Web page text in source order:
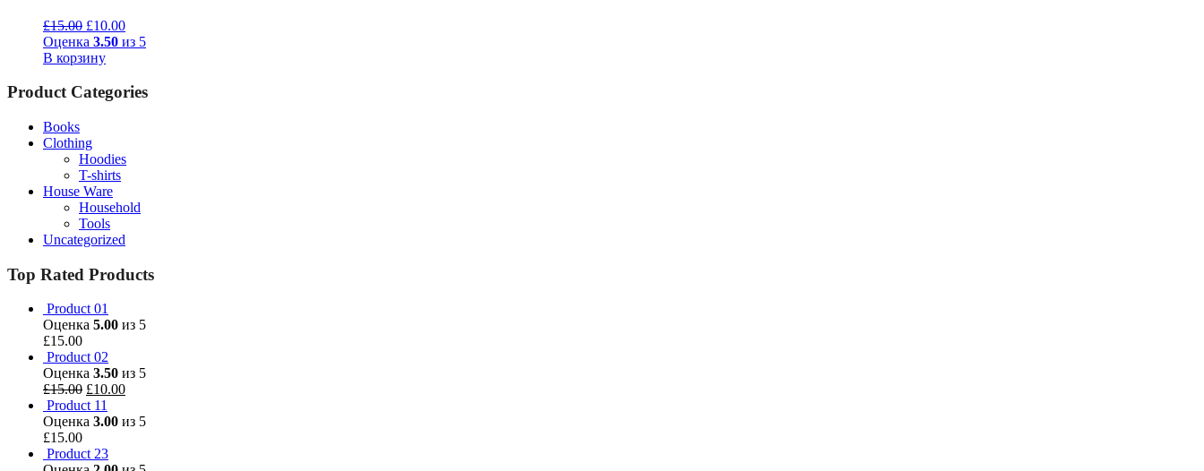
£15.00 £10.00
Оценка 3.50 из 5
В корзину
Product Categories
Books
Clothing
Hoodies
T-shirts
House Ware
Household
Tools
Uncategorized
Top Rated Products
Product 01
Оценка 5.00 из 5
£15.00
Product 02
Оценка 3.50 из 5
£15.00 £10.00
Product 11
Оценка 3.00 из 5
£15.00
Product 23